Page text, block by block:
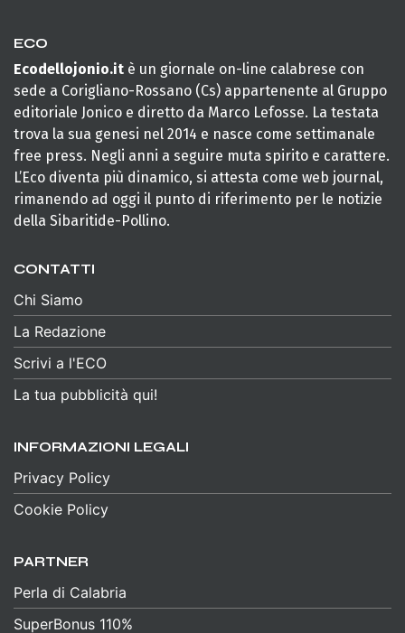
ECO
Ecodellojonio.it è un giornale on-line calabrese con
sede a Corigliano-Rossano (Cs) appartenente al Gruppo
editoriale Jonico e diretto da Marco Lefosse. La testata
trova la sua genesi nel 2014 e nasce come settimanale
free press. Negli anni a seguire muta spirito e carattere.
L’Eco diventa più dinamico, si attesta come web journal,
rimanendo ad oggi il punto di riferimento per le notizie
della Sibaritide-Pollino.
CONTATTI
Chi Siamo
La Redazione
Scrivi a l'ECO
La tua pubblicità qui!
INFORMAZIONI LEGALI
Privacy Policy
Cookie Policy
PARTNER
Perla di Calabria
SuperBonus 110%